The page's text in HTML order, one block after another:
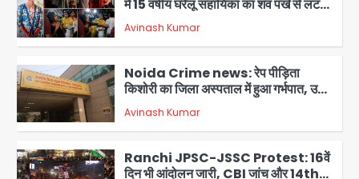
3
में 15 वर्षीय घरेलू सहायिका का शव पंखे से लटका
मिला
Avinash Kumar
4
Noida Crime news: रेप पीड़िता
किशोरी का जिला अस्पताल में हुआ गर्भपात, उधर
सेक्टर-49 में महिला को मिली ब्लास्ट की धमकी
Avinash Kumar
Ranchi JPSC-JSSC Protest: 16वें
दिन भी आंदोलन जारी, CBI जांच और 14th